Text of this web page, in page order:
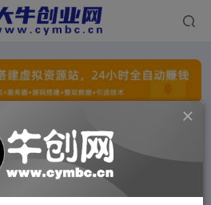
每日收入300+
文字广告火爆招租
文字广告火爆招租